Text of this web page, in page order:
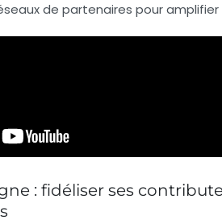
de partenaires pour
: fidéliser ses